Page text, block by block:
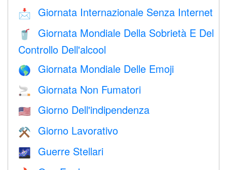
📩 Giornata Internazionale Senza Internet
🥤
Giornata Mondiale Della Sobrietà E Del
Controllo Dell'alcool
🌎 Giornata Mondiale Delle Emoji
🚬 Giornata Non Fumatori
🇺🇸 Giorno Dell'indipendenza
⚒️ Giorno Lavorativo
🌌 Guerre Stellari